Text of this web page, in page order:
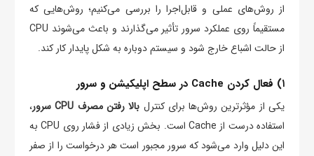
از روش‌های عملی و قابل‌اجرا را بررسی می‌کنیم؛ روش‌هایی که
مستقیماً روی عملکرد سرور تأثیر می‌گذارند و باعث می‌شوند CPU
از حالت اشباع خارج شود و سیستم دوباره به شکل پایدار کار کند.
۱) فعال کردن Cache در سطح اپلیکیشن و سرور
یکی از مؤثرترین روش‌ها برای کنترل بالا رفتن مصرف CPU سرور
،
استفاده درست از Cache است. بخش زیادی از فشار روی CPU به
این دلیل وارد می‌شود که سرور مجبور است هر درخواست را از صفر